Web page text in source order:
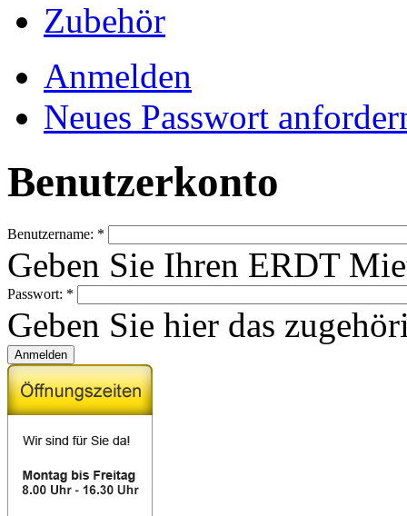
Zubehör
Anmelden
Neues Passwort
Benutzerkonto
Benutzername: *
Geben Sie Ihren ERDT
Passwort: *
Geben Sie hier das